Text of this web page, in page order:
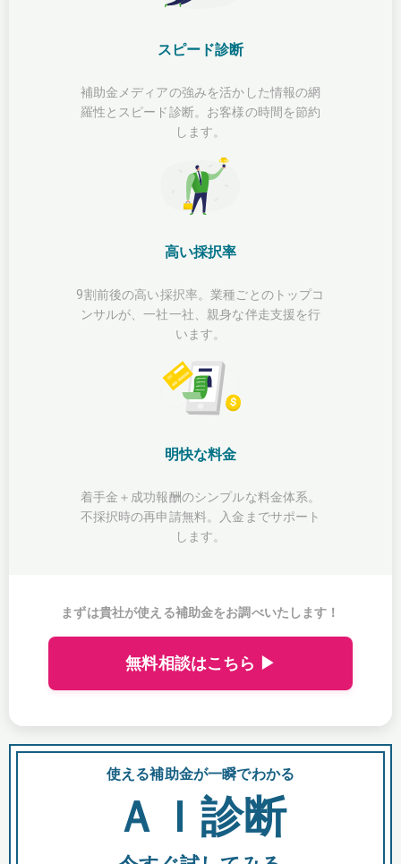
スピード診断
補助金メディアの強みを活かした情報の網
羅性とスピード診断。お客様の時間を節約
します。
高い採択率
9割前後の高い採択率。業種ごとのトップコ
ンサルが、一社一社、親身な伴走支援を行
います。
明快な料金
着手金＋成功報酬のシンプルな料金体系。
不採択時の再申請無料。入金までサポート
します。
まずは貴社が使える補助金をお調べいたします！
無料相談はこちら ▶
使える補助金が一瞬でわかる
ＡＩ診断